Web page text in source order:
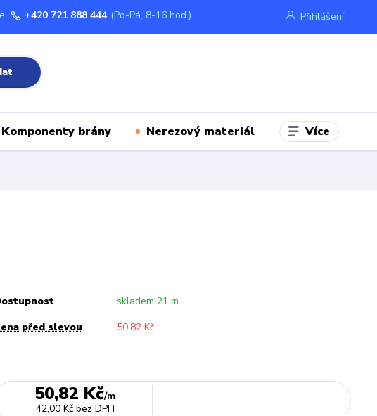
Přihlášení
+420 721 888 444 (Po-Pá, 8-16 hod.)
Komponenty brány Nerezový materiál Více
skladem 21 m
před slevou
50,82 Kč
50,82 Kč/m
42,00 Kč bez DPH